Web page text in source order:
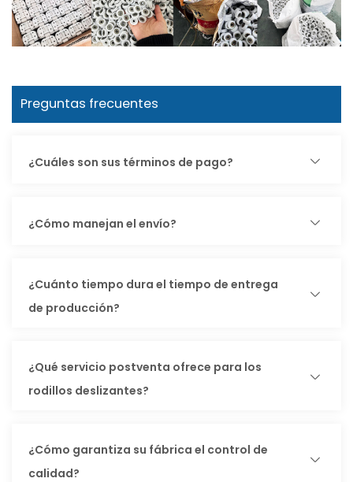
Preguntas frecuentes
¿Cuáles son sus términos de pago?
¿Cómo manejan el envío?
¿Cuánto tiempo dura el tiempo de entrega
de producción?
¿Qué servicio postventa ofrece para los
rodillos deslizantes?
¿Cómo garantiza su fábrica el control de
calidad?